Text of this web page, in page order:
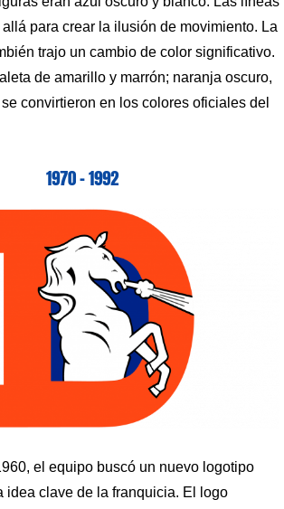
para crear la ilusión de movimiento. La
trajo un cambio de color significativo.
de amarillo y marrón; naranja oscuro,
convirtieron en los colores oficiales del
1970 – 1992
el equipo buscó un nuevo logotipo
idea clave de la franquicia. El logo